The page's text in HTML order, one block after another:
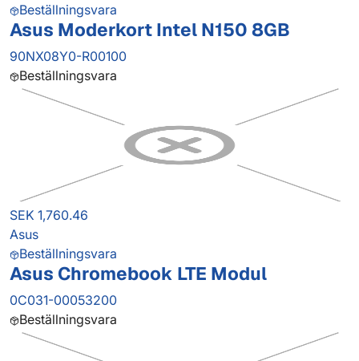
Beställningsvara
Asus Moderkort Intel N150 8GB
90NX08Y0-R00100
Beställningsvara
SEK 1,760.46
Asus
Beställningsvara
Asus Chromebook LTE Modul
0C031-00053200
Beställningsvara